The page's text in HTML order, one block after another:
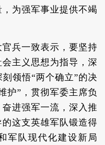
为强军事业提供不竭
兵一致表示，要坚持
主义思想为指导，深
领悟“两个确立”的决
护”，贯彻军委主席负
进强军一流，深入推
这支英雄军队锻造得
军队现代化建设新局